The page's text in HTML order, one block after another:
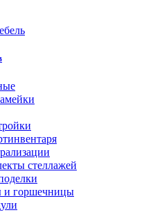
стеллажей
и горшечницы